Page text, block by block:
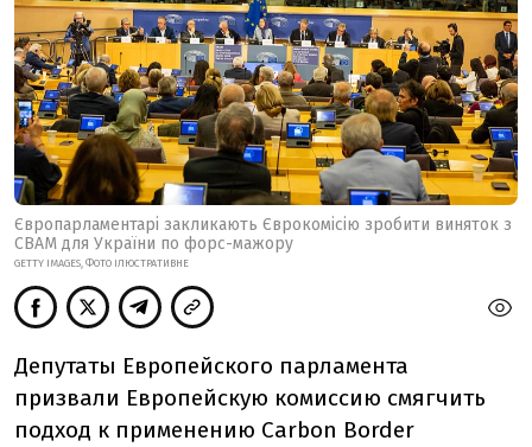
Європарламентарі закликають Єврокомісію зробити виняток з
CBAM для України по форс-мажору
GETTY IMAGES, ФОТО ІЛЮСТРАТИВНЕ
Депутаты Европейского парламента
призвали Европейскую комиссию смягчить
подход к применению Carbon Border